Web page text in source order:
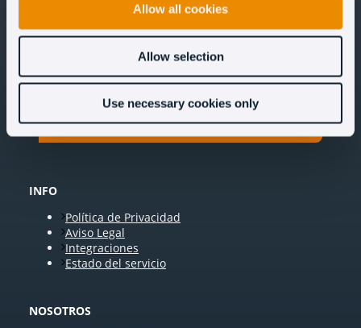
Allow all cookies
Allow selection
Use necessary cookies only
¡Mantengámonos en contacto!
INFO
Política de Privacidad
Aviso Legal
Integraciones
Estado del servicio
NOSOTROS